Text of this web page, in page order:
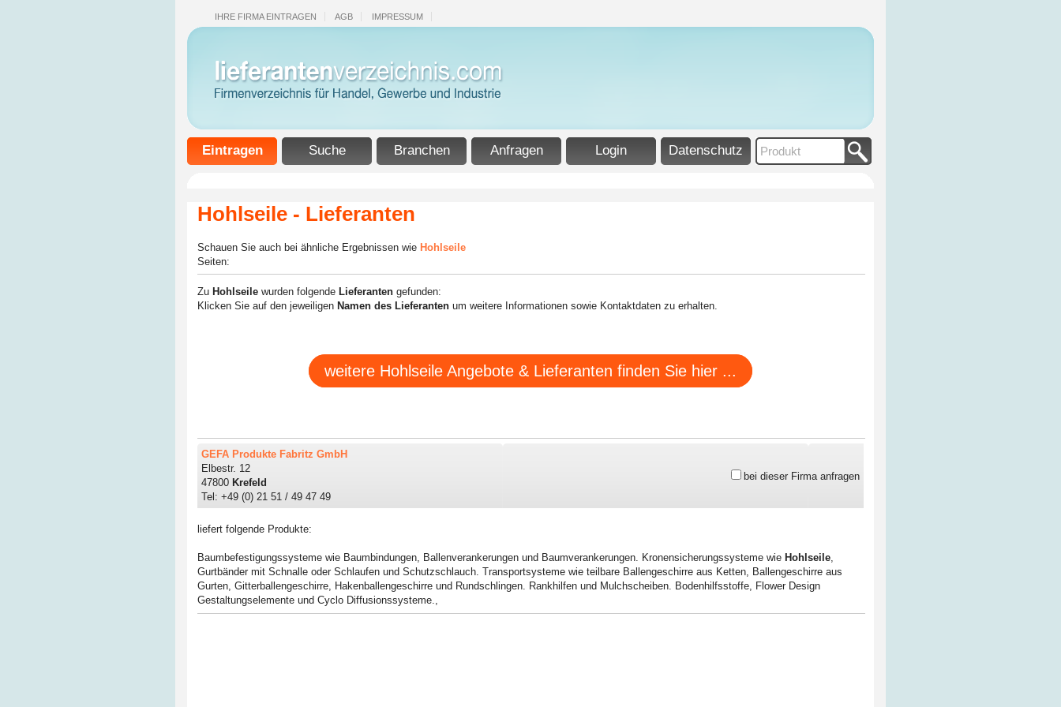
IHRE FIRMA EINTRAGEN AGB IMPRESSUM
Eintragen Suche Branchen Anfragen Login Datenschutz
Hohlseile - Lieferanten
Schauen Sie auch bei ähnliche Ergebnissen wie Hohlseile
Seiten:
Zu Hohlseile wurden folgende Lieferanten gefunden:
Klicken Sie auf den jeweiligen Namen des Lieferanten um weitere Informationen sowie Kontaktdaten zu erhalten.
weitere Hohlseile Angebote & Lieferanten finden Sie hier ...
GEFA Produkte Fabritz GmbH
Elbestr. 12
47800 Krefeld
Tel: +49 (0) 21 51 / 49 47 49
bei dieser Firma anfragen
liefert folgende Produkte:
Baumbefestigungssysteme wie Baumbindungen, Ballenverankerungen und Baumverankerungen. Kronensicherungssysteme wie Hohlseile,
Gurtbänder mit Schnalle oder Schlaufen und Schutzschlauch. Transportsysteme wie teilbare Ballengeschirre aus Ketten, Ballengeschirre aus
Gurten, Gitterballengeschirre, Hakenballengeschirre und Rundschlingen. Rankhilfen und Mulchscheiben. Bodenhilfsstoffe, Flower Design
Gestaltungselemente und Cyclo Diffusionssysteme.,